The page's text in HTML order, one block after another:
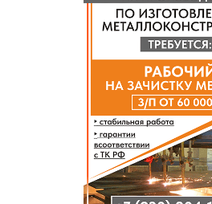
ГОЛОСОВАНИЯ
ПРЕДЛОЖИТЬ НОВОСТЬ